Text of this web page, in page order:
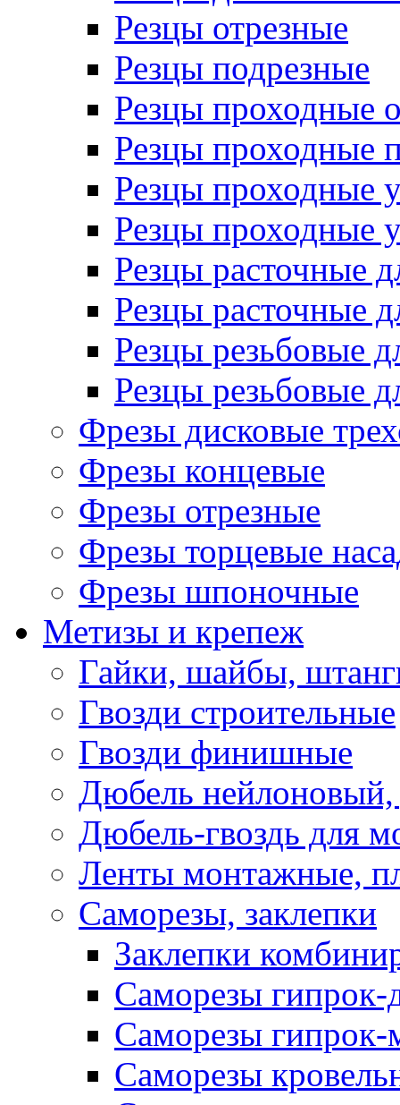
Резцы отрезные
Резцы подрезные
Резцы проходные
Резцы проходные
Резцы проходные
Резцы проходные
Резцы расточные
Резцы расточные
Резцы резьбовые
Резцы резьбовые
Фрезы дисковые
Фрезы концевые
Фрезы отрезные
Фрезы торцевые
Фрезы шпоночные
Метизы и крепеж
Гайки, шайбы,
Гвозди строительные
Гвозди финишные
Дюбель нейлоновый,
Дюбель-гвоздь для
Ленты монтажные,
Саморезы, заклепки
Заклепки
Саморезы гипрок-
Саморезы гипрок-
Саморезы